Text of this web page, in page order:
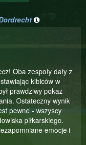
Oba zespoły dały z
kibiców w
prawdziwy pokaz
Ostateczny wynik
pewne - wszyscy
piłkarskiego.
emocje i